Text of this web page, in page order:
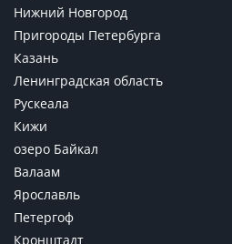
Нижний Новгород
Пригороды Петербурга
Казань
Ленинградская область
Рускеала
Кижи
озеро Байкал
Валаам
Ярославль
Петергоф
Кронштадт